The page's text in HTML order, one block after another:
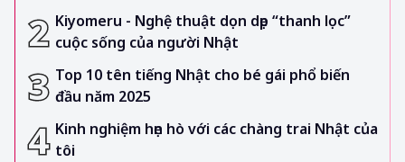
Kiyomeru - Nghệ thuật dọn dẹp “thanh lọc”
cuộc sống của người Nhật
Top 10 tên tiếng Nhật cho bé gái phổ biến
đầu năm 2025
Kinh nghiệm hẹn hò với các chàng trai Nhật của
tôi